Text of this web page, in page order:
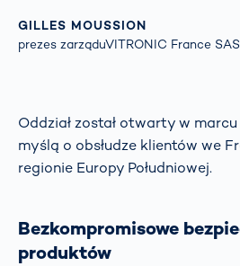
GILLES MOUSSION
prezes zarząduVITRONIC France SAS
Oddział został otwarty w
myślą o obsłudze klientów we
regionie Europy Południowej.
Bezkompromisowe
produktów